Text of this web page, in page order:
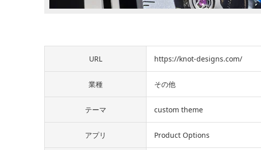
URL https://knot-designs.com/
業種 その他
テーマ custom theme
アプリ Product Options